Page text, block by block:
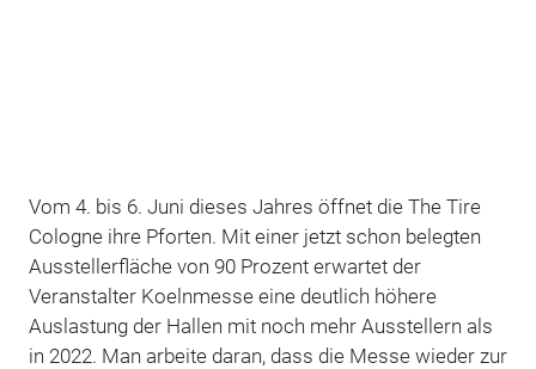
Vom 4. bis 6. Juni dieses Jahres öffnet die The Tire
Cologne ihre Pforten. Mit einer jetzt schon belegten
Ausstellerfläche von 90 Prozent erwartet der
Veranstalter Koelnmesse eine deutlich höhere
Auslastung der Hallen mit noch mehr Ausstellern als
in 2022. Man arbeite daran, dass die Messe wieder zur